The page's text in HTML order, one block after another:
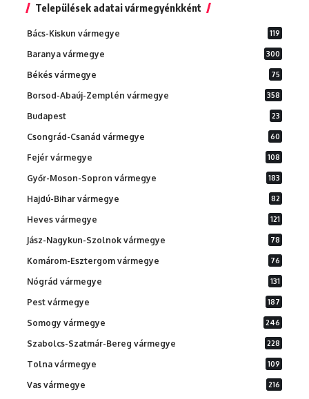
Települések adatai vármegyénkként
Bács-Kiskun vármegye 119
Baranya vármegye 300
Békés vármegye 75
Borsod-Abaúj-Zemplén vármegye 358
Budapest 23
Csongrád-Csanád vármegye 60
Fejér vármegye 108
Győr-Moson-Sopron vármegye 183
Hajdú-Bihar vármegye 82
Heves vármegye 121
Jász-Nagykun-Szolnok vármegye 78
Komárom-Esztergom vármegye 76
Nógrád vármegye 131
Pest vármegye 187
Somogy vármegye 246
Szabolcs-Szatmár-Bereg vármegye 228
Tolna vármegye 109
Vas vármegye 216